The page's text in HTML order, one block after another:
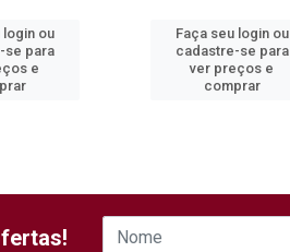
login ou
se para
e
Faça seu login ou
cadastre-se para
ver preços e
comprar